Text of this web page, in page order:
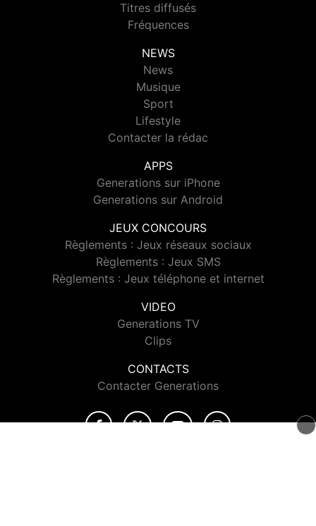
Titres diffusés
Fréquences
NEWS
News
Musique
Sport
Lifestyle
Contacter la rédac
APPS
Generations sur iPhone
Generations sur Android
JEUX CONCOURS
Règlements : Jeux réseaux sociaux
Règlements : Jeux SMS
Règlements : Jeux téléphone et internet
VIDEO
Generations TV
Clips
CONTACTS
Contacter Generations